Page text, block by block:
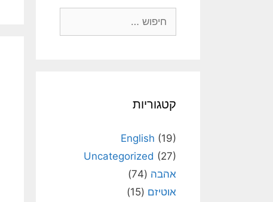
קטגוריות
English (19)
Uncategorized (27)
אהבה (74)
אוטיזם (15)